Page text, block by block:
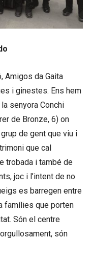
Amigos da Gaita
i ginestes. Ens hem
senyora Conchi
de Bronze, 6) on
de gent que viu i
que cal
trobada i també de
joc i l’intent de no
es barregen entre
famílies que porten
Són el centre
són